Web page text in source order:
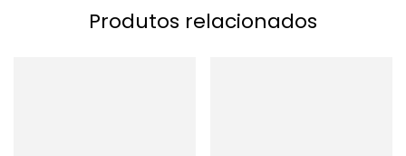
Produtos relacionados